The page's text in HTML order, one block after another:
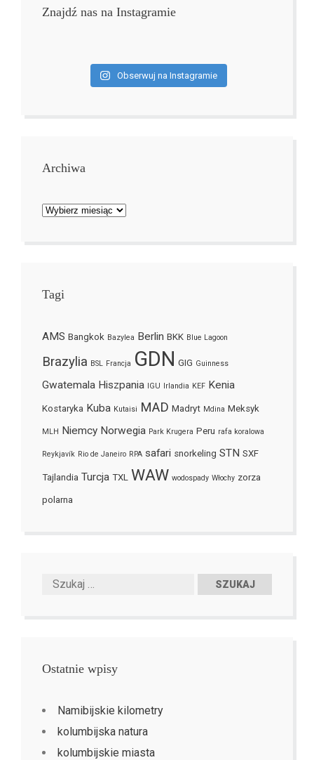
Znajdź nas na Instagramie
Obserwuj na Instagramie
Archiwa
Archiwa
Tagi
AMS Bangkok Bazylea Berlin BKK Blue Lagoon
Brazylia BSL Francja GDN GIG Guinness
Gwatemala Hiszpania IGU Irlandia KEF Kenia
Kostaryka Kuba Kutaisi MAD Madryt Mdina Meksyk
MLH Niemcy Norwegia Park Krugera Peru rafa koralowa
Reykjavík Rio de Janeiro RPA safari snorkeling STN SXF
Tajlandia Turcja TXL WAW wodospady Włochy zorza
polarna
Ostatnie wpisy
Namibijskie kilometry
kolumbijska natura
kolumbijskie miasta